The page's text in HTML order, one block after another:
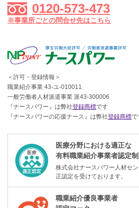
0120-573-473
※事業所ごとの問合せ先はこちら
＜許可・登録情報＞
職業紹介事業 43-ユ-010011
一般労働者人材派遣事業 派43-300006
『ナースパワー』は弊社登録商標です
『ナースパワーの応援ナース』は弊社登録商標で
医療分野における適正な
有料職業紹介事業者認定
株式会社ナースパワー人材セ
正認定を受けております。
職業紹介優良事業者